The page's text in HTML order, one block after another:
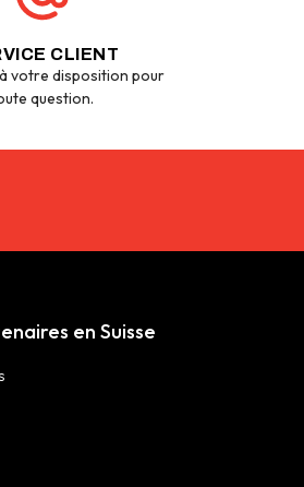
CLIENT
votre disposition pour
question.
en Suisse